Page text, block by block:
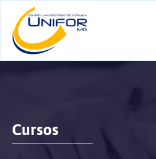
Cursos